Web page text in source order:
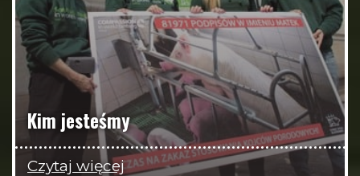
Kim jesteśmy
Czytaj więcej